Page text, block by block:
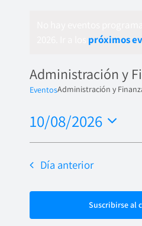
próximos
Administración y
EventosAdministración y
10/08/2026
Seleccionar
fecha.
Día anterior
Suscribirse al